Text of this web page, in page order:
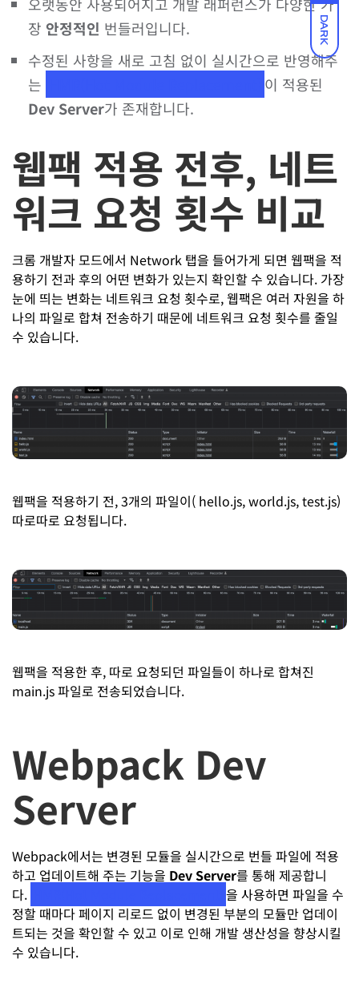
DARK
장 안정적인 번들러입니다.
수정된 사항을 새로 고침 없이 실시간으로 반영해주
는
이 적용된
Dev Server가 존재합니다.
웹팩 적용 전후, 네트
워크 요청 횟수 비교
크롬 개발자 모드에서 Network 탭을 들어가게 되면 웹팩을 적
용하기 전과 후의 어떤 변화가 있는지 확인할 수 있습니다. 가장
눈에 띄는 변화는 네트워크 요청 횟수로, 웹팩은 여러 자원을 하
나의 파일로 합쳐 전송하기 때문에 네트워크 요청 횟수를 줄일
수 있습니다.
웹팩을 적용하기 전, 3개의 파일이( hello.js, world.js, test.js)
따로따로 요청됩니다.
웹팩을 적용한 후, 따로 요청되던 파일들이 하나로 합쳐진
main.js 파일로 전송되었습니다.
Webpack Dev
Server
Webpack에서는 변경된 모듈을 실시간으로 번들 파일에 적용
하고 업데이트해 주는 기능을 Dev Server를 통해 제공합니
다.
을 사용하면 파일을 수
정할 때마다 페이지 리로드 없이 변경된 부분의 모듈만 업데이
트되는 것을 확인할 수 있고 이로 인해 개발 생산성을 향상시킬
수 있습니다.